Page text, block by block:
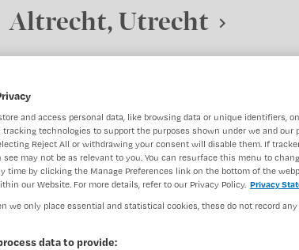
Altrecht, Utrecht
Sociaal psychiatrisch verpleegkundige
BRANCHE
GGZ Tijdelijk
DIENSTVERBAND
Fulltime
and access personal data, like browsing data or unique identifiers,
tracking technologies to support the purposes shown under we and our
Reject All or withdrawing your consent will disable them. If
may not be as relevant to you. You can resurface this menu to
time by clicking the Manage Preferences link on the bottom of the
our Website. For more details, refer to our Privacy Policy. Privacy
we only place essential and statistical cookies, these do not record
data to provide: